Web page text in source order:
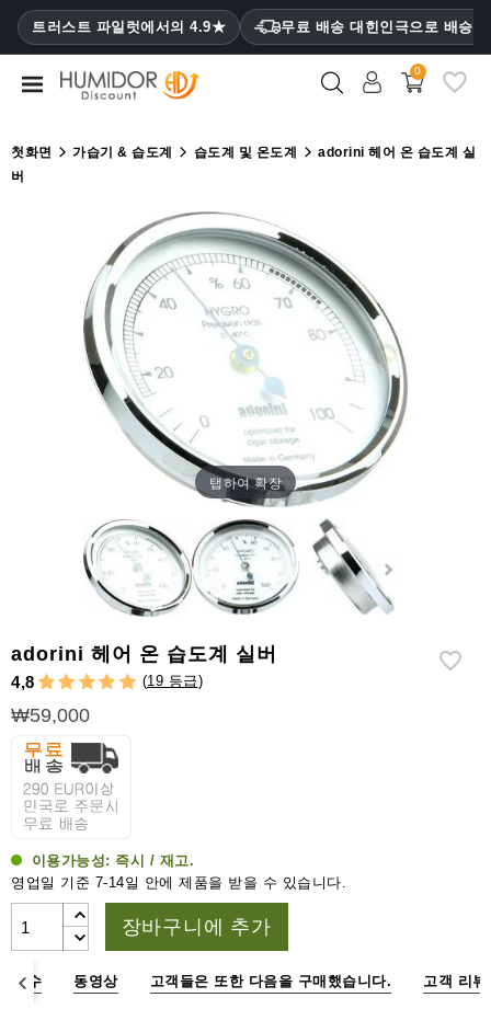
트러스트 파일럿에서의 4.9★ 무료 배송 대힌인극으로 배승
CATEGORY
휴
휴
저
가
기
타
시
액
0
첫화면 가습기 & 습도계 습도계 및 온도계
adorini 헤어 온 습도계 실
버
탭하여 확장
adorini 헤어 온 습도계 실버
4,8 (19 등급)
₩59,000
이용가능성: 즉시 / 재고.
영업일 기준 7-14일 안에 제품을 받을 수 있습니다.
장바구니에 추가
치수 동영상 고객들은 또한 다음을 구매했습니다. 고객 리뷰